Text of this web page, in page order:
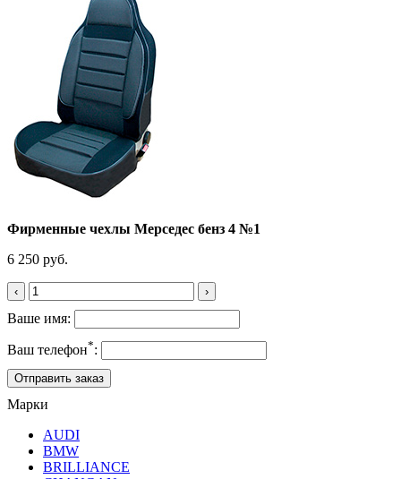
Фирменные чехлы Мерседес бенз 4 №1
6 250 руб.
‹ ›
Ваше имя:
Ваш телефон*:
Марки
AUDI
BMW
BRILLIANCE